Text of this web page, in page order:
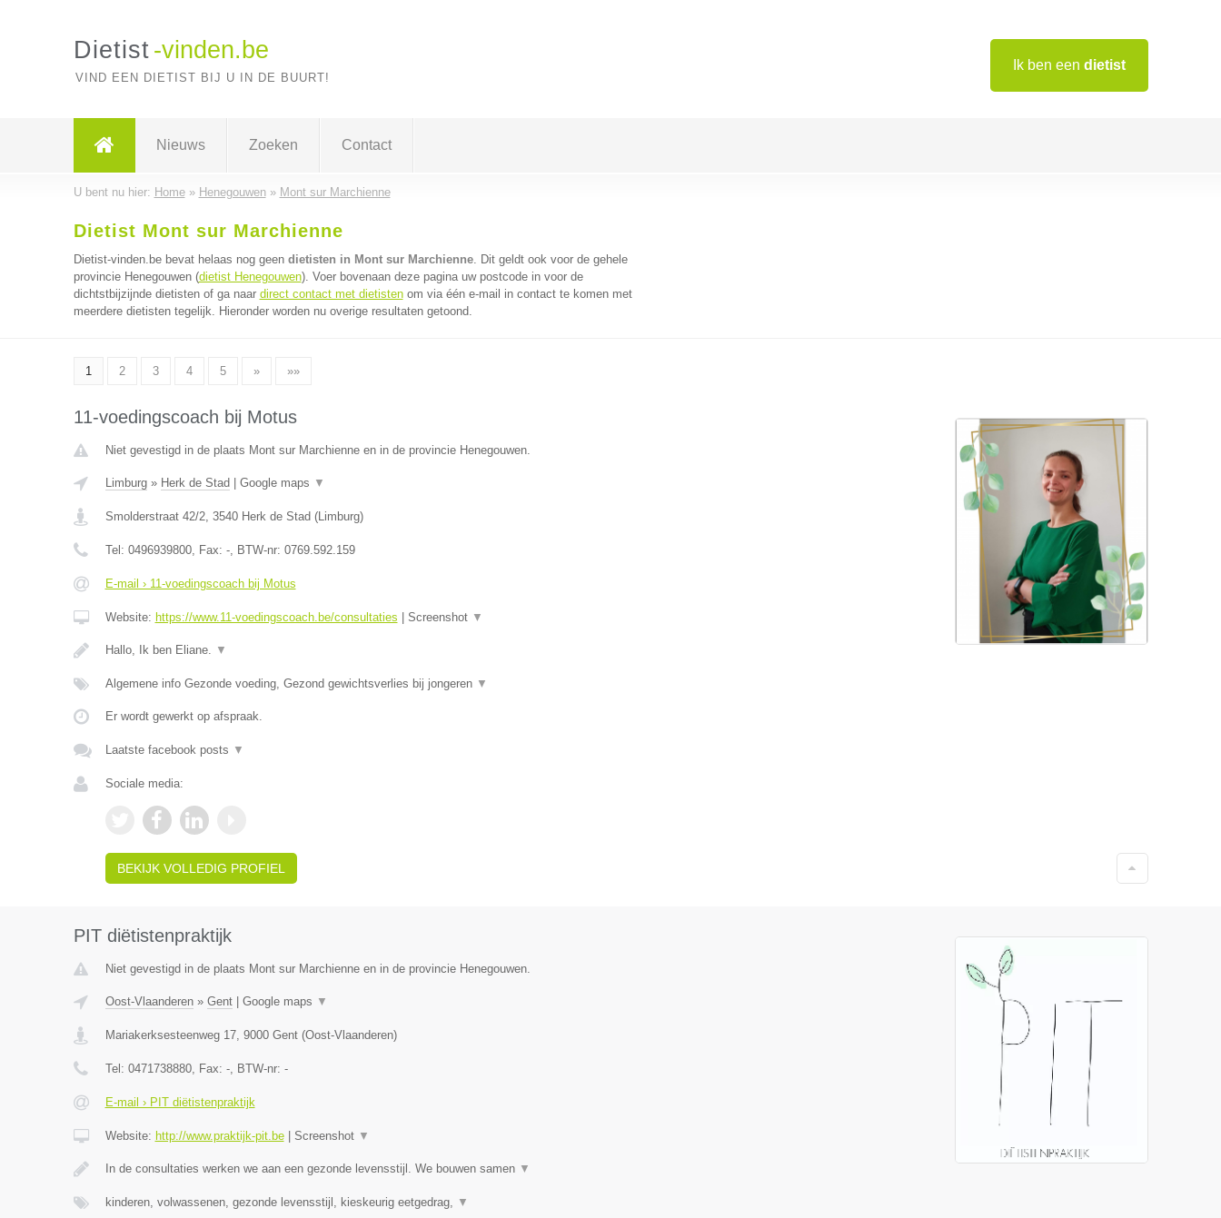
Ik ben een dietist
Dietist -vinden.be
VIND EEN DIETIST BIJ U IN DE BUURT!
Nieuws Zoeken Contact
U bent nu hier: Home» Henegouwen» Mont sur Marchienne
Dietist Mont sur Marchienne
Dietist-vinden.be bevat helaas nog geen dietisten in Mont sur Marchienne. Dit geldt ook voor de gehele
provincie Henegouwen (dietist Henegouwen). Voer bovenaan deze pagina uw postcode in voor de
dichtstbijzijnde dietisten of ga naar direct contact met dietistenom via één e-mail in contact te komen met
meerdere dietisten tegelijk. Hieronder worden nu overige resultaten getoond.
1 2 3 4 5 » »»
11-voedingscoach bij Motus
Niet gevestigd in de plaats Mont sur Marchienne en in de provincie Henegouwen.
Limburg» Herk de Stad Google maps ▼
Smolderstraat 42/2, 3540 Herk de Stad (Limburg)
Tel: 0496939800, Fax: -, BTW-nr: 0769.592.159
E-mail › 11-voedingscoach bij Motus
Website: https://www.11-voedingscoach.be/consultaties Screenshot ▼
Hallo, Ik ben Eliane. ▼
Algemene info Gezonde voeding, Gezond gewichtsverlies bij jongeren ▼
Er wordt gewerkt op afspraak.
Laatste facebook posts ▼
Sociale media:
BEKIJK VOLLEDIG PROFIEL
PIT diëtistenpraktijk
Niet gevestigd in de plaats Mont sur Marchienne en in de provincie Henegouwen.
Oost-Vlaanderen» Gent| Google maps ▼
Mariakerksesteenweg 17, 9000 Gent(Oost-Vlaanderen)
Tel: 0471738880, Fax: -, BTW-nr: -
E-mail › PIT diëtistenpraktijk
Website: http://www.praktijk-pit.be| Screenshot ▼
In de consultaties werken we aan een gezonde levensstijl. We bouwen samen ▼
kinderen, volwassenen, gezonde levensstijl, kieskeurig eetgedrag, ▼